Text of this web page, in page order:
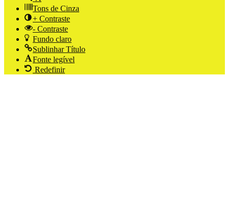
Tons de Cinza
+ Contraste
- Contraste
Fundo claro
Sublinhar Título
Fonte legível
Redefinir